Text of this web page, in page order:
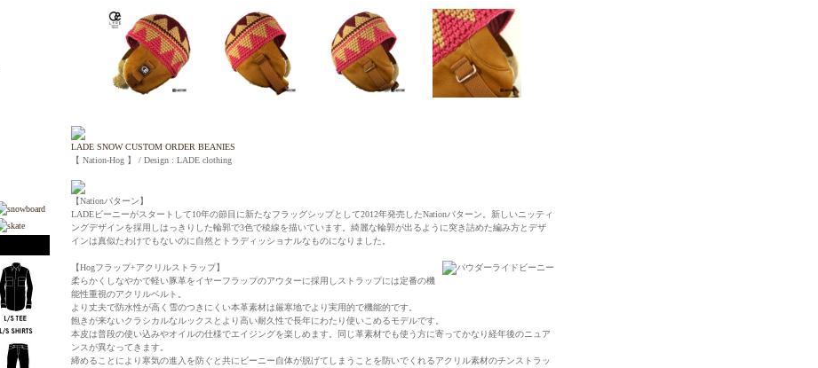
LADE SNOW CUSTOM ORDER BEANIES
【 Nation-Hog 】 / Design : LADE clothing
【Nationパターン】
LADEビーニーがスタートして10年の節目に新たなフラッグシップとして2012年発売したNationパターン。新しいニッティ
ングデザインを採用しはっきりした輪郭で3色で稜線を描いています。綺麗な輪郭が出るように突き詰めた編み方とデザ
インは真似たわけでもないのに自然とトラディッショナルなものになりました。
【Hogフラップ+アクリルストラップ】
柔らかくしなやかで軽い豚革をイヤーフラップのアウターに採用しストラップには定番の機
能性重視のアクリルベルト。
より丈夫で防水性が高く雪のつきにくい本革素材は厳寒地でより実用的で機能的です。
飽きが来ないクラシカルなルックスとより高い耐久性で長年にわたり使いこめるモデルです。
本皮は普段の使い込みやオイルの仕様でエイジングを楽しめます。同じ革素材でも使う方に寄ってかなり経年後のニュア
ンスが異なってきます。
締めることにより寒気の進入を防ぐと共にビーニー自体が脱げてしまうことを防いでくれるアクリル素材のチンストラッ